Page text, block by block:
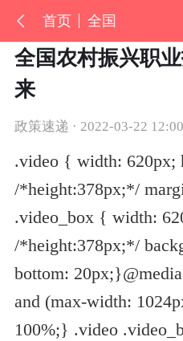
首页 全国
全国农村振兴职
来
政策速递 · 2022-03-22 12:00
.video { width: 620px;
/*height:378px;*/
.video_box { width:
/*height:378px;*/
bottom:
and (max-width:
100%;} .video